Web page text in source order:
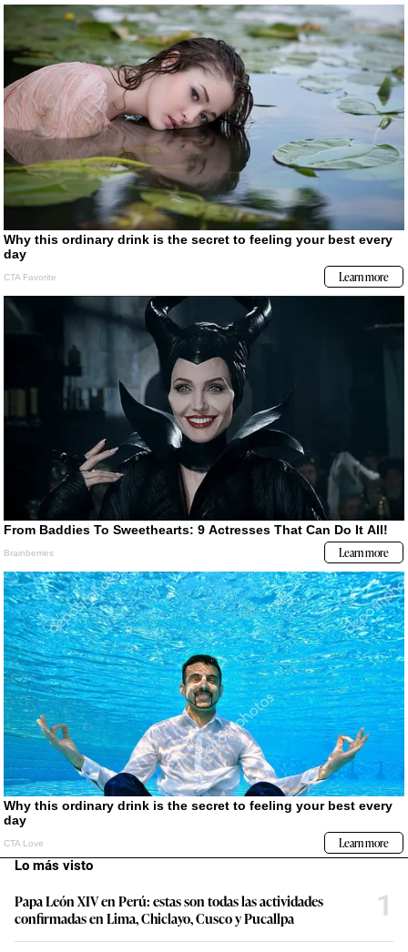
Lo más visto
Papa León XIV en Perú: estas son todas las actividades
confirmadas en Lima, Chiclayo, Cusco y Pucallpa
1